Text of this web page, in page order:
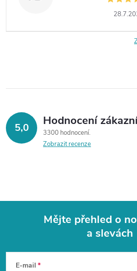
5,0 Hodnocení
3300 hodnocení
Zobrazit recenze
Mějte přehled o
a slevách
E-mail